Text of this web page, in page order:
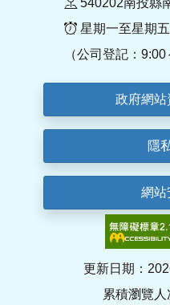
540202南投縣
星期一至星期
（公司登記：
政府網站
隱
網站
更新日期：
累積瀏覽